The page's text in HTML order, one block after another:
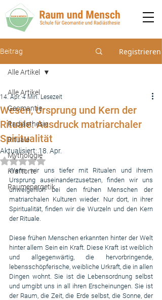
Beitrag Registrieren
Alle Artikel
Geomantie
Radiästhesie
Rituale
Mythologie
Kraftorte
Raumenergetik
Alle Artikel
Wesen, Ursprung und Kern der
Rituale: Ausdruck matriarchaler
Spiritualität
14. Apr. 4 Min. Lesezeit
Aktualisiert:18. Apr.
Mit NaN von 5 Sternen bewertet.
Wenn wir uns tiefer mit Ritualen und ihrem
Ursprung auseinanderzusetzen, finden wir uns
unweigerlich bei den frühen Menschen der
matriarchalen Kulturen wieder. Nur dort, in ihrer
Spiritualität, finden wir die Wurzeln und den Kern
der Rituale.
Diese frühen Menschen erkannten hinter der Welt
hinter allem Sein ein Kraft. Diese Kraft ist weiblich
und allgegenwärtig, die hervorbringende,
lebensschöpferische, weibliche Urkraft, die in allen
Dingen wohnt. Sie ist die Lebensordnung selbst
und umgibt uns in all ihren Erscheinungen. Sie ist
der Raum, die Zeit, die Erde selbst, die Sonne, der